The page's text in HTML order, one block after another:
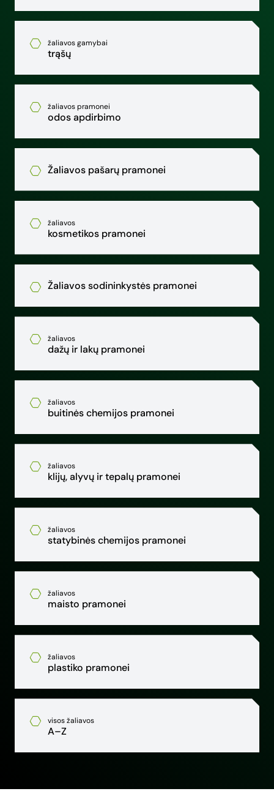
žaliavos gamybai
trąšų
žaliavos pramonei
odos apdirbimo
Žaliavos pašarų pramonei
žaliavos
kosmetikos pramonei
Žaliavos sodininkystės pramonei
žaliavos
dažų ir lakų pramonei
žaliavos
buitinės chemijos pramonei
žaliavos
klijų, alyvų ir tepalų pramonei
žaliavos
statybinės chemijos pramonei
žaliavos
maisto pramonei
žaliavos
plastiko pramonei
visos žaliavos
A–Z